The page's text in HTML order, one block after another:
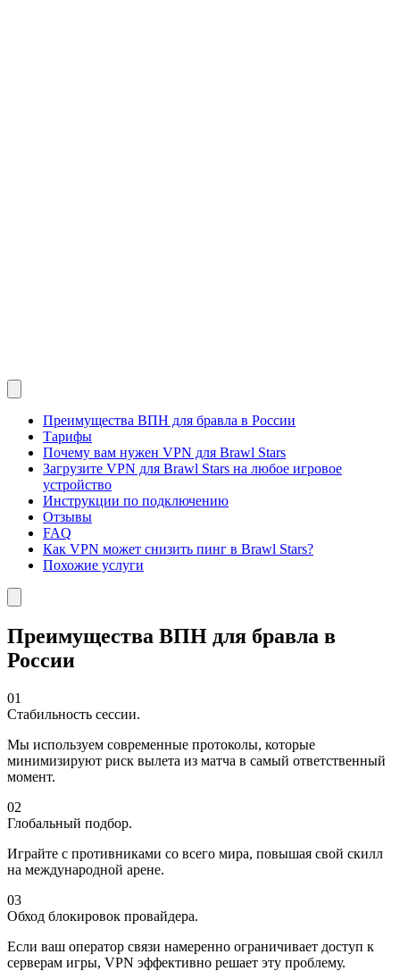
Преимущества ВПН для бравла в России
Тарифы
Почему вам нужен VPN для Brawl Stars
Загрузите VPN для Brawl Stars на любое игровое
устройство
Инструкции по подключению
Отзывы
FAQ
Как VPN может снизить пинг в Brawl Stars?
Похожие услуги
Преимущества ВПН для бравла в
России
01
Стабильность сессии.
Мы используем современные протоколы, которые
минимизируют риск вылета из матча в самый ответственный
момент.
02
Глобальный подбор.
Играйте с противниками со всего мира, повышая свой скилл
на международной арене.
03
Обход блокировок провайдера.
Если ваш оператор связи намеренно ограничивает доступ к
серверам игры, VPN эффективно решает эту проблему.